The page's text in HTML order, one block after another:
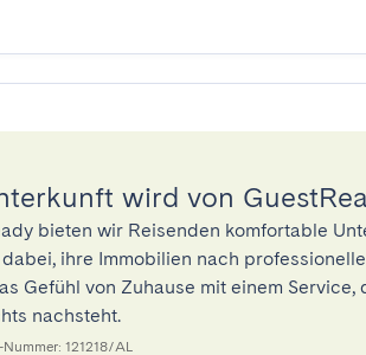
wird von
bieten wir Reisenden komfortable
ihre Immobilien nach
Gefühl von Zuhause mit einem
nachsteht.
121218/AL